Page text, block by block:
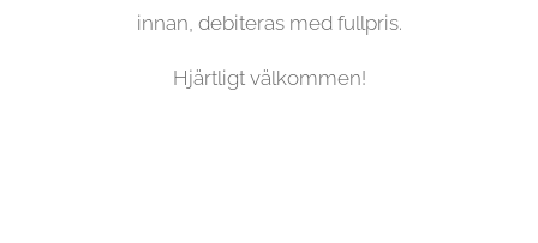
innan, debiteras med fullpris.
Hjärtligt välkommen!